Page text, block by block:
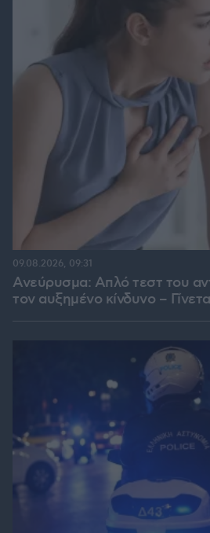
Ανεύρυσμα: Απλό τεστ του
τον αυξημένο κίνδυνο –
09.08.2026, 09:31